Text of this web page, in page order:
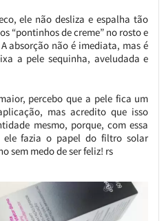
ele não desliza e espalha tão
“pontinhos de creme” no rosto e
absorção não é imediata, mas é
a pele sequinha, aveludada e
percebo que a pele fica um
mas acredito que isso
mesmo, porque, com essa
ele fazia o papel do filtro solar
sem medo de ser feliz! rs